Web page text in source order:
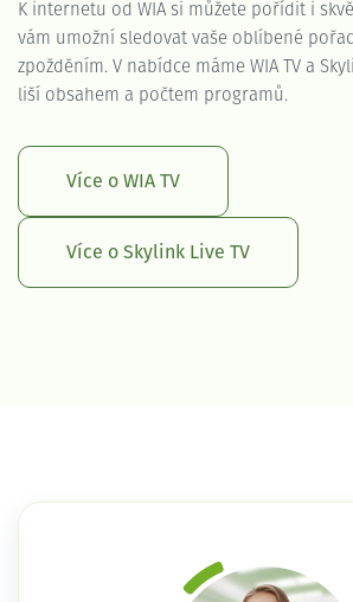
K internetu od WIA si můžete pořídit i
vám umožní sledovat vaše oblíbené
zpožděním. V nabídce máme WIA TV a
liší obsahem a počtem programů.
Více o WIA TV
Více o Skylink Live TV